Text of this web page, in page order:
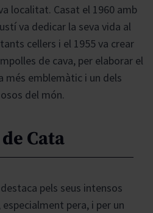
localitat. Casat el 1960 amb
va dedicar la seva vida al
cellers i el 1955 va crear
de cava, per elaborar el
més emblemàtic i un dels
del món.
Cata
pels seus intensos
pera, i per un